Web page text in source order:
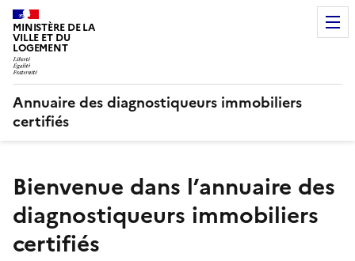
MINISTÈRE DE LA
VILLE ET DU
LOGEMENT
Annuaire des diagnostiqueurs immobiliers
certifiés
Bienvenue dans l’annuaire des
diagnostiqueurs immobiliers
certifiés